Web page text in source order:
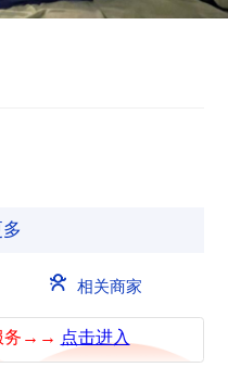
相关商家